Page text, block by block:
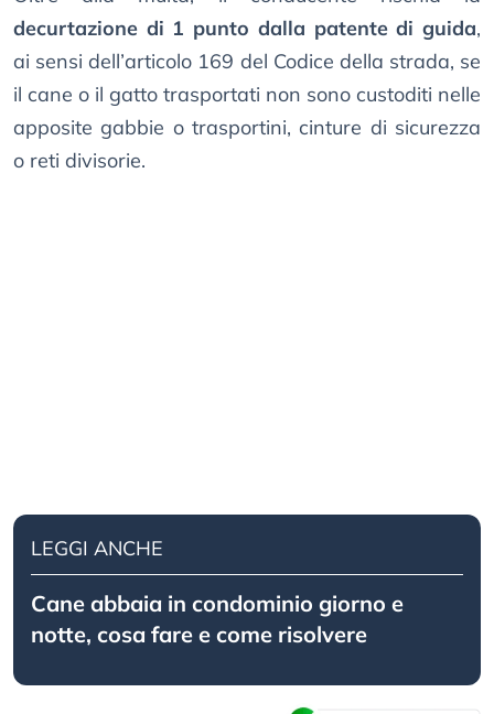
decurtazione di 1 punto dalla patente di guida,
ai sensi dell’articolo 169 del Codice della strada, se
il cane o il gatto trasportati non sono custoditi nelle
apposite gabbie o trasportini, cinture di sicurezza
o reti divisorie.
LEGGI ANCHE
Cane abbaia in condominio giorno e
notte, cosa fare e come risolvere